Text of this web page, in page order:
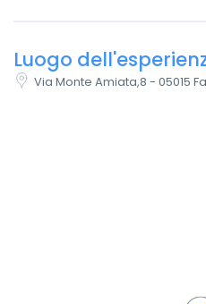
Luogo
Via Monte Amiata,8 - 05015